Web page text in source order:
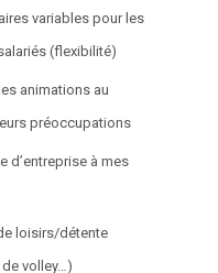
variables pour les
(flexibilité)
animations au
préoccupations
d’entreprise à mes
loisirs/détente
volley…)